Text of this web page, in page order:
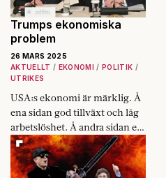
Trumps ekonomiska
problem
26 MARS 2025
AKTUELLT
EKONOMI
POLITIK
UTRIKES
USA:s ekonomi är märklig. Å
ena sidan god tillväxt och låg
arbetslöshet. Å andra sidan ett
statsskuld som kan sänka hela
skutan.